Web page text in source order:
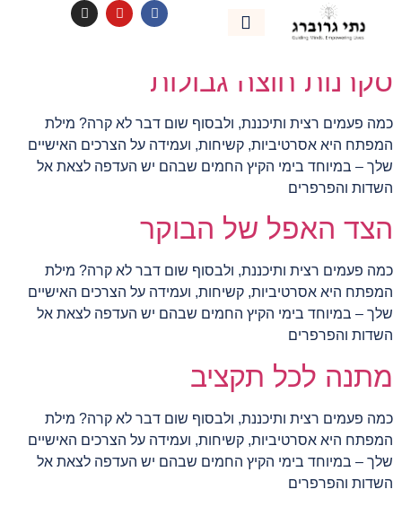
תגית: אפליקציות
סקרנות חוצה גבולות
כמה פעמים רצית ותיכננת, ולבסוף שום דבר לא קרה? מילת
המפתח היא אסרטיביות, קשיחות, ועמידה על הצרכים האישיים
שלך – במיוחד בימי הקיץ החמים שבהם יש העדפה לצאת אל
השדות והפרפרים
הצד האפל של הבוקר
כמה פעמים רצית ותיכננת, ולבסוף שום דבר לא קרה? מילת
המפתח היא אסרטיביות, קשיחות, ועמידה על הצרכים האישיים
שלך – במיוחד בימי הקיץ החמים שבהם יש העדפה לצאת אל
השדות והפרפרים
מתנה לכל תקציב
כמה פעמים רצית ותיכננת, ולבסוף שום דבר לא קרה? מילת
המפתח היא אסרטיביות, קשיחות, ועמידה על הצרכים האישיים
שלך – במיוחד בימי הקיץ החמים שבהם יש העדפה לצאת אל
השדות והפרפרים